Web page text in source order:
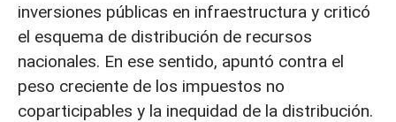
inversiones públicas en infraestructura y criticó
el esquema de distribución de recursos
nacionales. En ese sentido, apuntó contra el
peso creciente de los impuestos no
coparticipables y la inequidad de la distribución.